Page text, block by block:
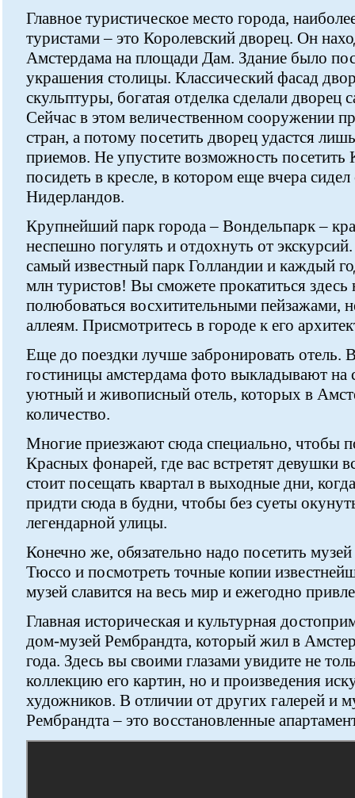
Главное туристическое место города,
туристами – это Королевский дворец. Он
Амстердама на площади Дам. Здание было
украшения столицы. Классический фасад
скульптуры, богатая отделка сделали
Сейчас в этом величественном сооружении
стран, а потому посетить дворец удастся
приемов. Не упустите возможность
посидеть в кресле, в котором еще вчера сидел
Нидерландов.
Крупнейший парк города – Вондельпарк –
неспешно погулять и отдохнуть от
самый известный парк Голландии и каждый
млн туристов! Вы сможете прокатиться здесь
полюбоваться восхитительными пейзажами,
аллеям. Присмотритесь в городе к его
Еще до поездки лучше забронировать отель.
гостиницы амстердама фото выкладывают на
уютный и живописный отель, которых в
количество.
Многие приезжают сюда специально, чтобы
Красных фонарей, где вас встретят девушки
стоит посещать квартал в выходные дни,
придти сюда в будни, чтобы без суеты
легендарной улицы.
Конечно же, обязательно надо посетить
Тюссо и посмотреть точные копии
музей славится на весь мир и ежегодно
Главная историческая и культурная
дом-музей Рембрандта, который жил в
года. Здесь вы своими глазами увидите не
коллекцию его картин, но и произведения
художников. В отличии от других галерей и
Рембрандта – это восстановленные